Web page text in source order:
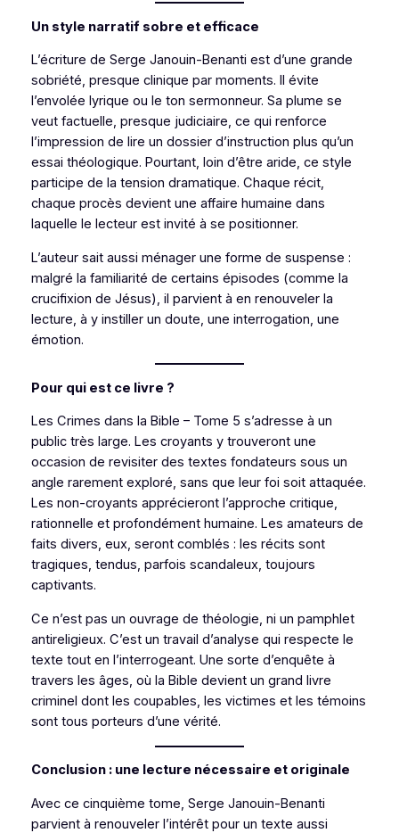
Un style narratif sobre et efficace
L’écriture de Serge Janouin-Benanti est d’une grande
sobriété, presque clinique par moments. Il évite
l’envolée lyrique ou le ton sermonneur. Sa plume se
veut factuelle, presque judiciaire, ce qui renforce
l’impression de lire un dossier d’instruction plus qu’un
essai théologique. Pourtant, loin d’être aride, ce style
participe de la tension dramatique. Chaque récit,
chaque procès devient une affaire humaine dans
laquelle le lecteur est invité à se positionner.
L’auteur sait aussi ménager une forme de suspense :
malgré la familiarité de certains épisodes (comme la
crucifixion de Jésus), il parvient à en renouveler la
lecture, à y instiller un doute, une interrogation, une
émotion.
Pour qui est ce livre ?
Les Crimes dans la Bible – Tome 5 s’adresse à un
public très large. Les croyants y trouveront une
occasion de revisiter des textes fondateurs sous un
angle rarement exploré, sans que leur foi soit attaquée.
Les non-croyants apprécieront l’approche critique,
rationnelle et profondément humaine. Les amateurs de
faits divers, eux, seront comblés : les récits sont
tragiques, tendus, parfois scandaleux, toujours
captivants.
Ce n’est pas un ouvrage de théologie, ni un pamphlet
antireligieux. C’est un travail d’analyse qui respecte le
texte tout en l’interrogeant. Une sorte d’enquête à
travers les âges, où la Bible devient un grand livre
criminel dont les coupables, les victimes et les témoins
sont tous porteurs d’une vérité.
Conclusion : une lecture nécessaire et originale
Avec ce cinquième tome, Serge Janouin-Benanti
parvient à renouveler l’intérêt pour un texte aussi